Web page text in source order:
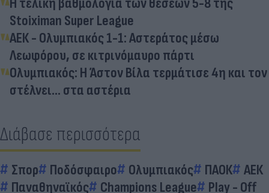
Stoiximan Super League
ΑΕΚ - Ολυμπιακός 1-1: Αστεράτος μέσω
Λεωφόρου, σε κιτρινόμαυρο πάρτι
Ολυμπιακός: Η Άστον Βίλα τερμάτισε 4η και τον
στέλνει... στα αστέρια
Διάβασε περισσότερα
Σπορ Ποδόσφαιρο Ολυμπιακός ΠΑΟΚ
ΑΕΚ
Παναθηναϊκός
Champions League Play - Off